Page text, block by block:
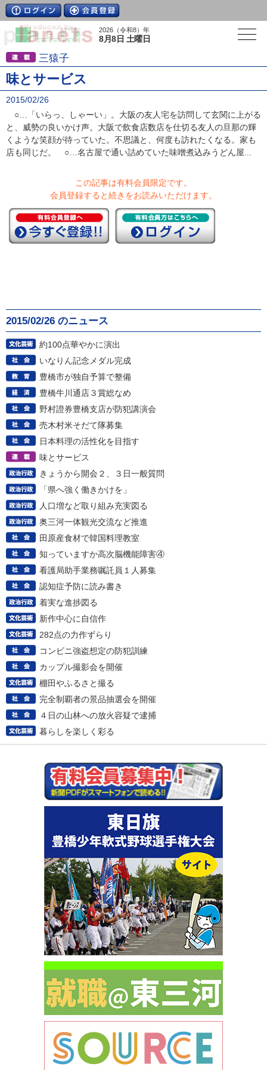
2026（令和8）年
8月8日 土曜日
三猿子
味とサービス
2015/02/26
○…「いらっ、しゃーい」。大阪の友人宅を訪問して玄関に上がる
と、威勢の良いかけ声。大阪で飲食店数店を仕切る友人の旦那の輝
くような笑顔が待っていた。不思議と、何度も訪れたくなる。家も
店も同じだ。 ○…名古屋で通い詰めていた味噌煮込みうどん屋...
この記事は有料会員限定です。
会員登録すると続きをお読みいただけます。
2015/02/26 のニュース
約100点華やかに演出
いなりん記念メダル完成
豊橋市が独自予算で整備
豊橋牛川通店３賞総なめ
野村證券豊橋支店が防犯講演会
売木村米そだて隊募集
日本料理の活性化を目指す
味とサービス
きょうから開会２、３日一般質問
「県へ強く働きかけを」
人口増など取り組み充実図る
奥三河一体観光交流など推進
田原産食材で韓国料理教室
知っていますか高次脳機能障害④
看護局助手業務嘱託員１人募集
認知症予防に読み書き
着実な進捗図る
新作中心に自信作
282点の力作ずらり
コンビニ強盗想定の防犯訓練
カップル撮影会を開催
棚田やふるさと撮る
完全制覇者の景品抽選会を開催
４日の山林への放火容疑で逮捕
暮らしを楽しく彩る